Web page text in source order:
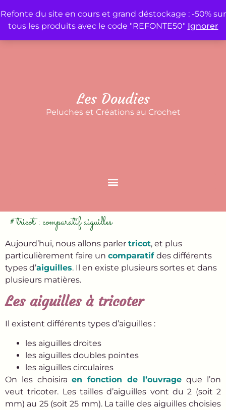
Refonte du site en cours et grand déstockage : -50% sur
tous les produits avec le code "REFONTE50" Ignorer
Les Doudies
Peluches et Créations au Crochet
# tricot : comparatif aiguilles
Aujourd’hui, nous allons parler tricot, et plus
particulièrement faire un comparatif des différents
types d’aiguilles. Il en existe plusieurs sortes et dans
plusieurs matières.
Les aiguilles à tricoter
Il existent différents types d’aiguilles :
les aiguilles droites
les aiguilles doubles pointes
les aiguilles circulaires
On les choisiraen fonction de l’ouvrageque l’on
veut tricoter. Les tailles d’aiguilles vont du 2 (soit 2
mm) au 25 (soit 25 mm). La taille des aiguilles choisies